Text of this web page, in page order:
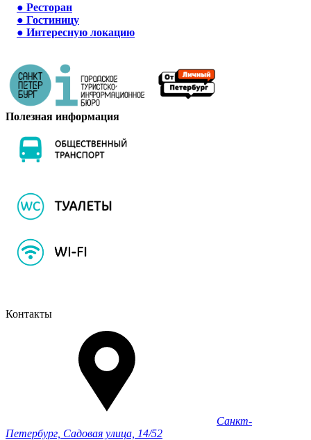
● Ресторан
● Гостиницу
● Интересную локацию
Полезная информация
Контакты
Санкт-
Петербург, Садовая улица, 14/52